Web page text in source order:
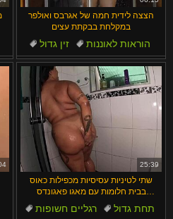
הצצה לידית חמה של אגרבס ואולפר
במקלחת בבקתת עצים
זין גדול
הוראות לאוננות
תחת גדול
מקלחת
עבודת יד
25:39
שתי לטיניות עסיסיות מכפילות כאוס
בבית חלומות עם מאגו פאגונדס
ומילנה קיירוז
רגליים חשופות
תחת גדול